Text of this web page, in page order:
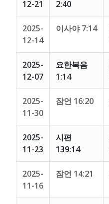
12-21
2:40
2025-
12-14
이사야 7:14
2025-
12-07
요한복음
1:14
2025-
11-30
잠언 16:20
2025-
11-23
시편
139:14
2025-
11-16
잠언 14:21